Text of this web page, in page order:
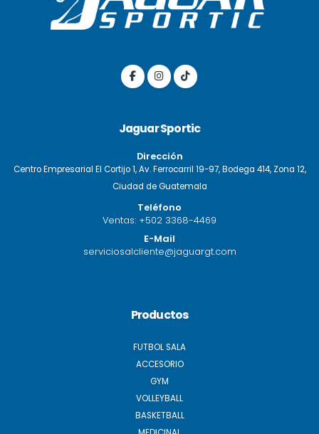
Jaguar Sportic
Dirección
Centro Empresarial El Cortijo 1, Av. Ferrocarril 19-97, Bodega 414, Zona 12,
Ciudad de Guatemala
Teléfono
Ventas: +502 3368-4469
E-Mail
serviciosalcliente@jaguargt.com
Productos
FUTBOL SALA
ACCESORIO
GYM
VOLLEYBALL
BASKETBALL